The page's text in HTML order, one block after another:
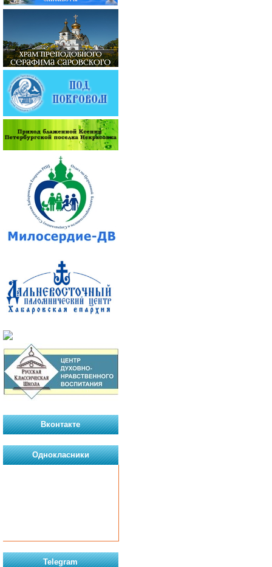
Вконтакте
Однокласники
Telegram